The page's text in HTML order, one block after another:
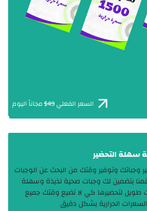
السعر الفعلي49$ مجاناً اليوم
سهلة التحضير
وجباتك وتوفير وقتك من البحث عن الوجبات
بتضمين لك وجبات صحية لذيذة وسهلة
طويل لتحضيرها كي لا تضيع وقتك جميع
الحرارية بشكل دقيق